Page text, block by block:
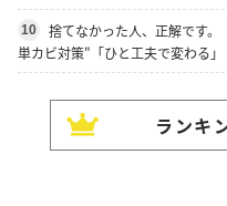
10
捨てなかった人、正解です
単カビ対策"「ひと工夫で変わる」
ランキ